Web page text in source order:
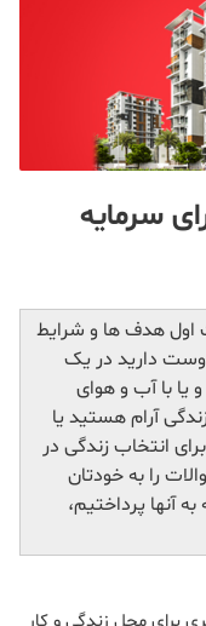
سرمایه
اول هدف ها و شرایط
دارید در یک
یا با آب و هوای
آرام هستید یا
انتخاب زندگی در
را به خودتان
آنها پرداختیم،